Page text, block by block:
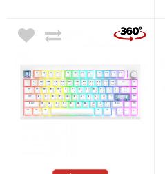
: Neptune Magnetic Switch • แสงไฟ : RGB •
เลย์เอาต์ : ANSI • การเชื่อมต่อ : สาย USB-C
เป็น USB-A แบบถอดออกได้ • การเปลี่ยน